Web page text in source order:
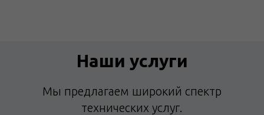
Наши услуги
Мы предлагаем широкий спектр
технических услуг.